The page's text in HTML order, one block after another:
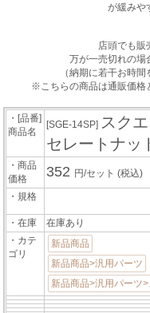
が緩みや
店頭でも販
万が一売切れの場
（納期に若干お時
※こちらの商品は通販価格
・[品番]
商品名
[SGE-14SP] スク
セレートナッ
・商品
価格
352 円/セット(税込)
・規格
・在庫
在庫あり
・カテ
ゴリ
新品商品
新品商品>汎用パーツ
新品商品>汎用パーツ